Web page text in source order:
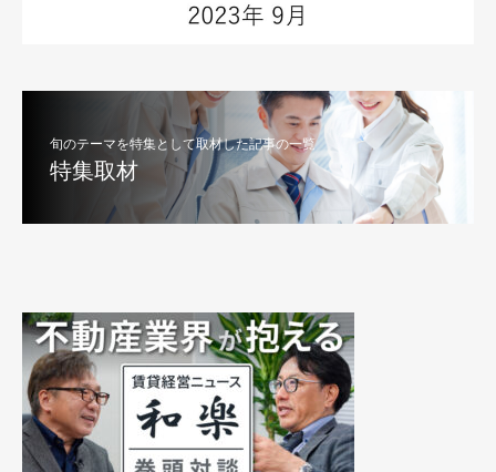
旬のテーマを特集として取材した記事の一覧
特集取材